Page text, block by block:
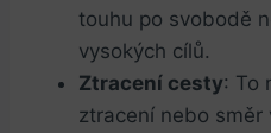
touhu po svobodě
vysokých cílů.
Ztracení cesty: To
ztracení nebo směr